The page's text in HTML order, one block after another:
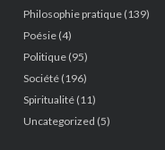
Philosophie pratique(139)
Poésie(4)
Politique(95)
Société(196)
Spiritualité(11)
Uncategorized (5)